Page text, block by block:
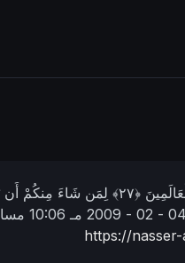
أَن يَسْتَقِيمَ ﴿٢٨﴾ }
04 - 02 - 2009 مـ 10:06 مساءً
https://